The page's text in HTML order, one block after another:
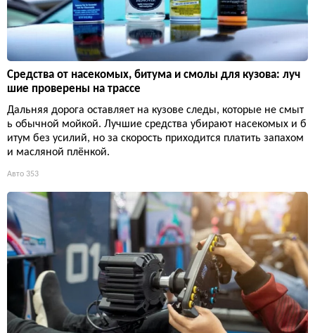
Средства от насекомых, битума и смолы для кузова: луч
шие проверены на трассе
Дальняя дорога оставляет на кузове следы, которые не смыт
ь обычной мойкой. Лучшие средства убирают насекомых и б
итум без усилий, но за скорость приходится платить запахом
и масляной плёнкой.
Авто 353